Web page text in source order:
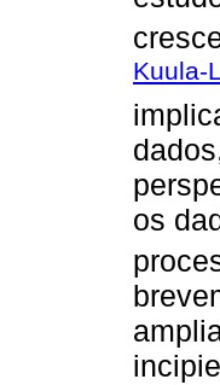
Kuula-
os